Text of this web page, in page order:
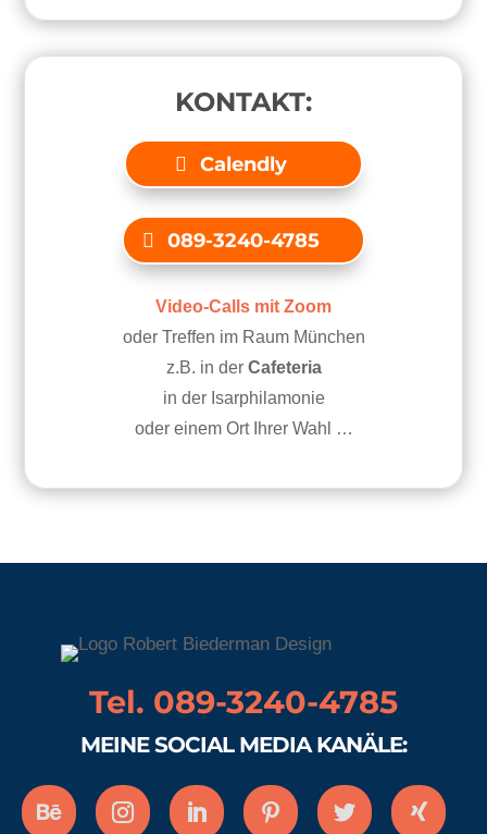
KONTAKT:
Calendly
089-3240-4785
Video-Calls mit Zoom
oder Treffen im Raum München
z.B. in der Cafeteria
in der Isarphilamonie
oder einem Ort Ihrer Wahl …
Tel. 089-3240-4785
MEINE SOCIAL MEDIA KANÄLE: